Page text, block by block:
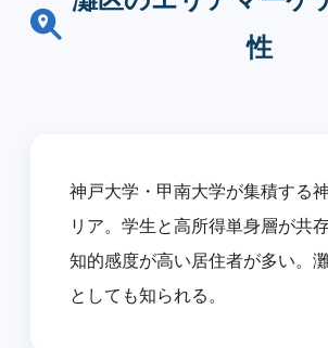
性
神戸大学・甲南大学が集積する
リア。学生と高所得単身層が共
知的感度が高い居住者が多い。
としても知られる。